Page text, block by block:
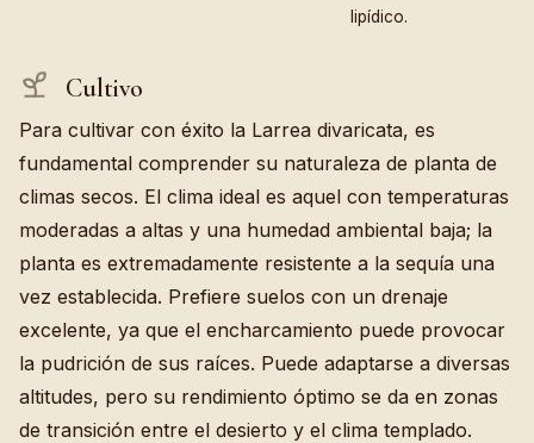
lipídico.
Cultivo
Para cultivar con éxito la Larrea divaricata, es
fundamental comprender su naturaleza de planta de
climas secos. El clima ideal es aquel con temperaturas
moderadas a altas y una humedad ambiental baja; la
planta es extremadamente resistente a la sequía una
vez establecida. Prefiere suelos con un drenaje
excelente, ya que el encharcamiento puede provocar
la pudrición de sus raíces. Puede adaptarse a diversas
altitudes, pero su rendimiento óptimo se da en zonas
de transición entre el desierto y el clima templado.